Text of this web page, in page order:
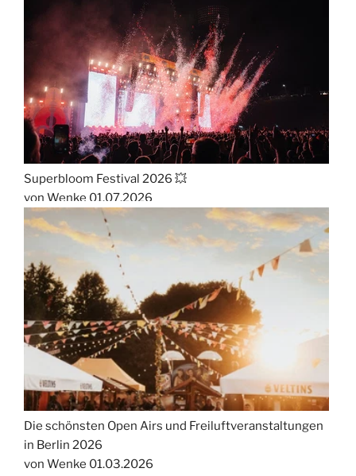
Superbloom Festival 2026 💥
von Wenke 01.07.2026
Die schönsten Open Airs und Freiluftveranstaltungen
in Berlin 2026
von Wenke 01.03.2026